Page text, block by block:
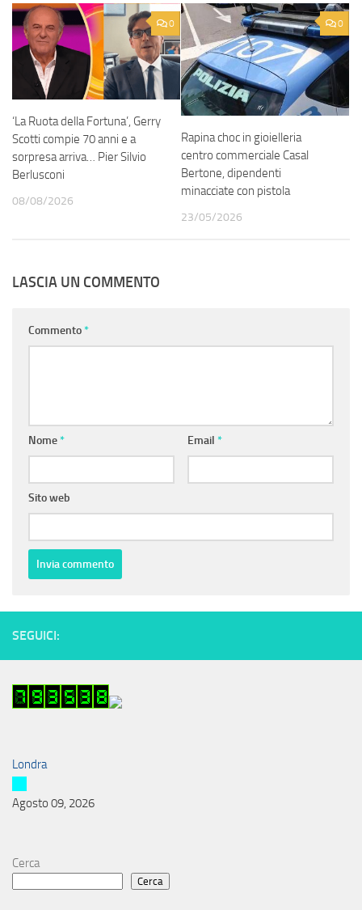
0
‘La Ruota della Fortuna’, Gerry
Scotti compie 70 anni e a
sorpresa arriva… Pier Silvio
Berlusconi
08/08/2026
0
Rapina choc in gioielleria
centro commerciale Casal
Bertone, dipendenti
minacciate con pistola
23/05/2026
LASCIA UN COMMENTO
Commento*
Nome* Email *
Sito web
SEGUICI:
Londra
Agosto 09, 2026
Cerca
Cerca